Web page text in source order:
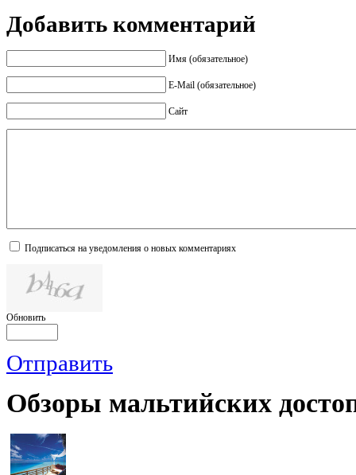
Добавить комментарий
Имя (обязательное)
E-Mail (обязательное)
Сайт
Подписаться на уведомления о новых комментариях
Обновить
Отправить
Обзоры мальтийских